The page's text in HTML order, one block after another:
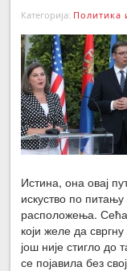
Категорија: Политика
Истина, она овај
искуство по
расположења.
који желе да
још није стигло до
се појавила без